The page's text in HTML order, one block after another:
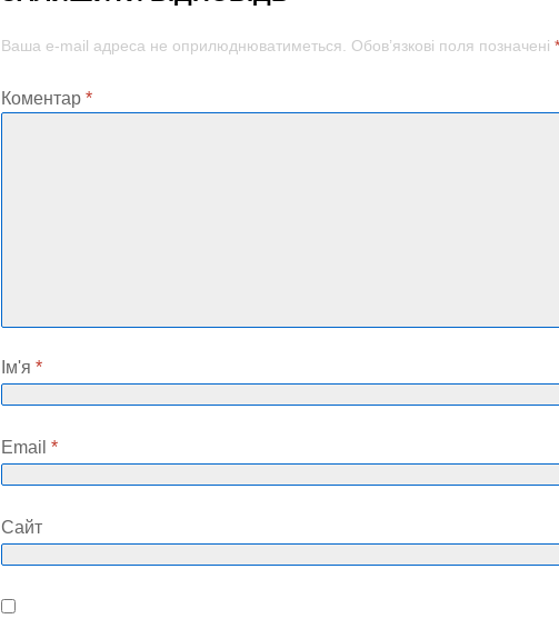
Ваша e-mail адреса не оприлюднюватиметься. Обов’язкові поля позначені*
Коментар*
Ім'я*
Email*
Сайт